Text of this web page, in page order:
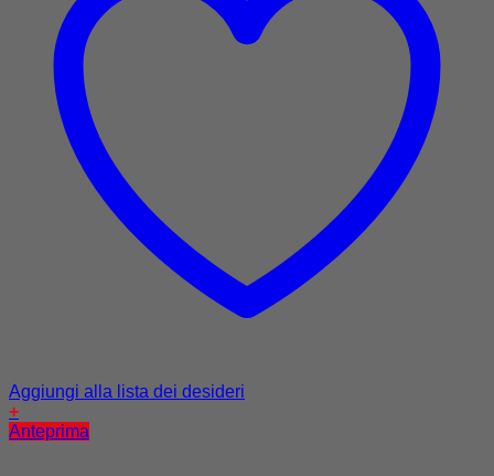
Aggiungi alla lista dei desideri
+
Anteprima